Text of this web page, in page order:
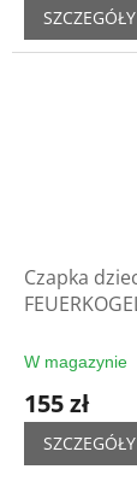
SZCZEGÓŁY
Czapka
W magazynie
155 zł
SZCZEGÓŁY